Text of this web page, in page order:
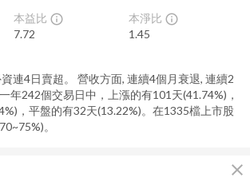
本益比 info_outline
7.72
本淨比 info_outline
1.45
連4日賣超。 營收方面, 連續4個月衰退, 連續2
年242個交易日中，上漲的有101天(41.74%)，
，平盤的有32天(13.22%)。在1335檔上市股
。
close